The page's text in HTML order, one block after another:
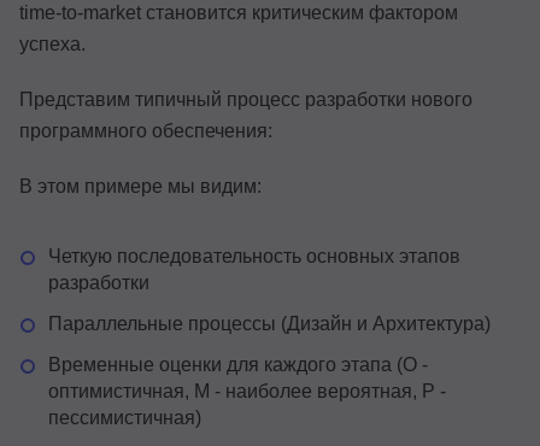
time-to-market становится критическим фактором
успеха.
Представим типичный процесс разработки нового
программного обеспечения:
В этом примере мы видим:
Четкую последовательность основных этапов
разработки
Параллельные процессы (Дизайн и Архитектура)
Временные оценки для каждого этапа (O -
оптимистичная, M - наиболее вероятная, P -
пессимистичная)